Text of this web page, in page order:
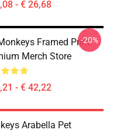
- € 26,68
Framed Print
Merch Store
- € 42,22
-20%
Arabella Pet